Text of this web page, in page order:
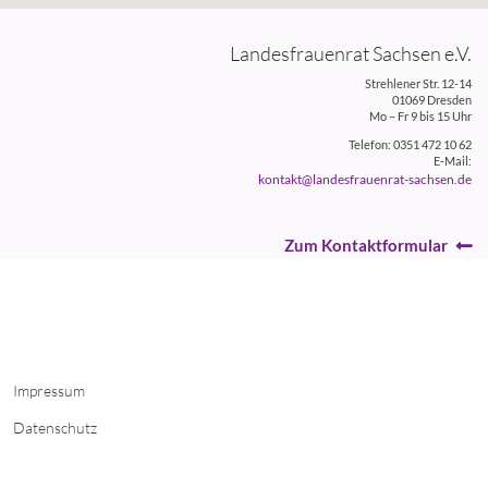
Landesfrauenrat Sachsen e.V.
Strehlener Str. 12-14
01069 Dresden
Mo – Fr 9 bis 15 Uhr
Telefon: 0351 472 10 62
E-Mail:
kontakt@landesfrauenrat-sachsen.de
Zum Kontaktformular
Impressum
Datenschutz